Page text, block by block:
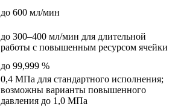
до 600 мл/мин
до 300–400 мл/мин для длительной
работы с повышенным ресурсом ячейки
до 99,999 %
0,4 МПа для стандартного исполнения;
возможны варианты повышенного
давления до 1,0 МПа